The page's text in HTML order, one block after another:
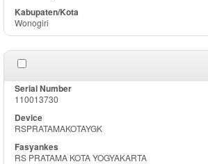
Wonogiri
110013730
RSPRATAMAKOTAYGK
RS PRATAMA KOTA YOGYAKARTA